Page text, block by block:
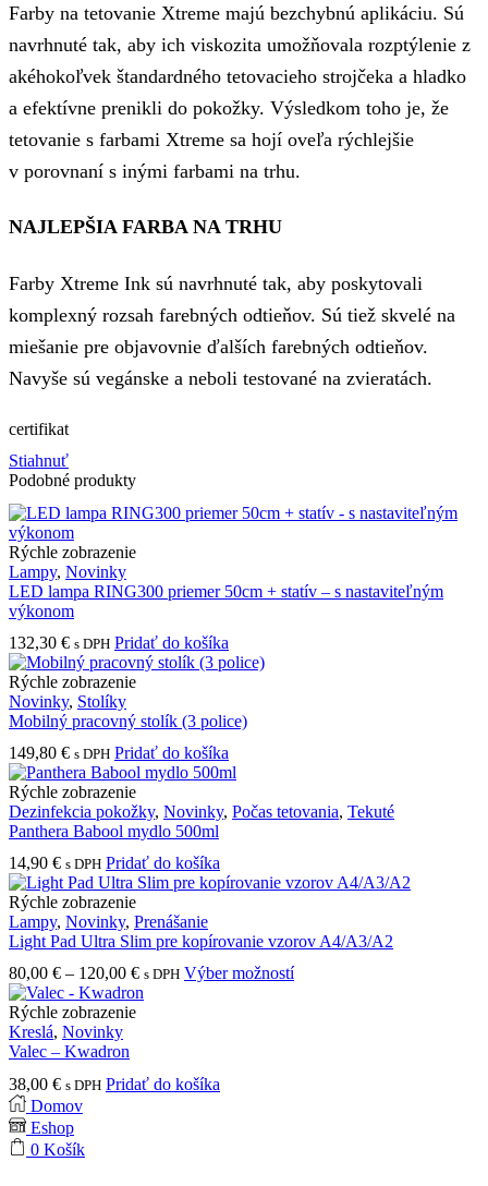
Farby na tetovanie Xtreme majú bezchybnú aplikáciu. Sú
navrhnuté tak, aby ich viskozita umožňovala rozptýlenie z
akéhokoľvek štandardného tetovacieho strojčeka a hladko
a efektívne prenikli do pokožky. Výsledkom toho je, že
tetovanie s farbami Xtreme sa hojí oveľa rýchlejšie
v porovnaní s inými farbami na trhu.
NAJLEPŠIA FARBA NA TRHU
Farby Xtreme Ink sú navrhnuté tak, aby poskytovali
komplexný rozsah farebných odtieňov. Sú tiež skvelé na
miešanie pre objavovnie ďalších farebných odtieňov.
Navyše sú vegánske a neboli testované na zvieratách.
certifikat
Stiahnuť
Podobné produkty
Rýchle zobrazenie
Lampy, Novinky
LED lampa RING300 priemer 50cm + statív – s nastaviteľným
výkonom
132,30 € s DPH Pridať do košíka
Rýchle zobrazenie
Novinky, Stolíky
Mobilný pracovný stolík (3 police)
149,80 € s DPH Pridať do košíka
Rýchle zobrazenie
Dezinfekcia pokožky, Novinky, Počas tetovania, Tekuté
Panthera Babool mydlo 500ml
14,90 € s DPH Pridať do košíka
Rýchle zobrazenie
Lampy, Novinky, Prenášanie
Light Pad Ultra Slim pre kopírovanie vzorov A4/A3/A2
80,00 € – 120,00 €Price
range:
s DPH Výber možnostíTento
Rýchle zobrazenie
Kreslá, Novinky
Valec – Kwadron
38,00 € s DPH Pridať do košíka
Domov
Eshop
0 Košík